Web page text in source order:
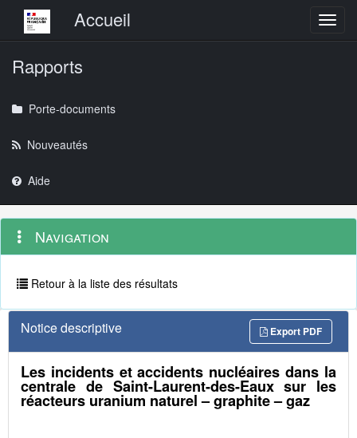
Menu principalAccueil
Rapports
Porte-documents
Nouveautés
Aide
Navigation
outils
Menu
contextuel
Navigation
Retour à la liste des résultats
Notice descriptive Export PDF
Les incidents et accidents nucléaires dans la
centrale de Saint-Laurent-des-Eaux sur les
réacteurs uranium naturel – graphite – gaz